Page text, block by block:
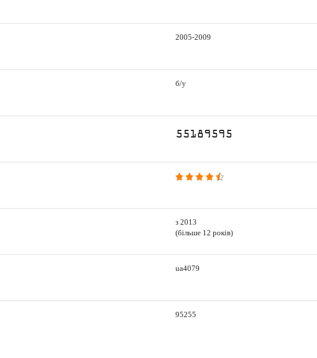
2005-2009
б/у
55189595
з 2013
(більше 12 років)
ua4079
95255